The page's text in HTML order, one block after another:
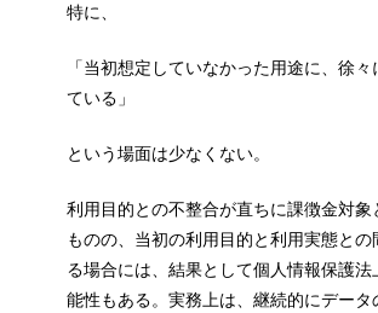
特に、
「当初想定していなかった用途に、徐
ている」
という場面は少なくない。
利用目的との不整合が直ちに課徴金対
ものの、当初の利用目的と利用実態と
る場合には、結果として個人情報保護
能性もある。実務上は、継続的にデータ